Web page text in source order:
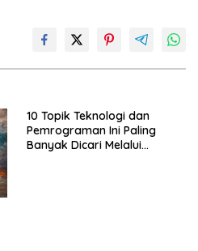
10 Topik Teknologi dan
Pemrograman Ini Paling
Banyak Dicari Melalui